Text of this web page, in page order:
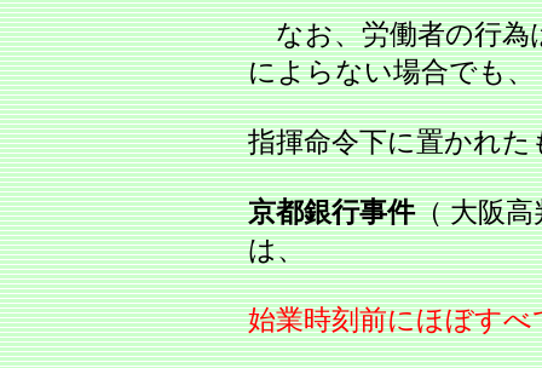
なお、労働者の行為
によらない場合でも、
指揮命令下に置かれ
京都銀行事件（ 大阪
は、
始業時刻前にほぼす